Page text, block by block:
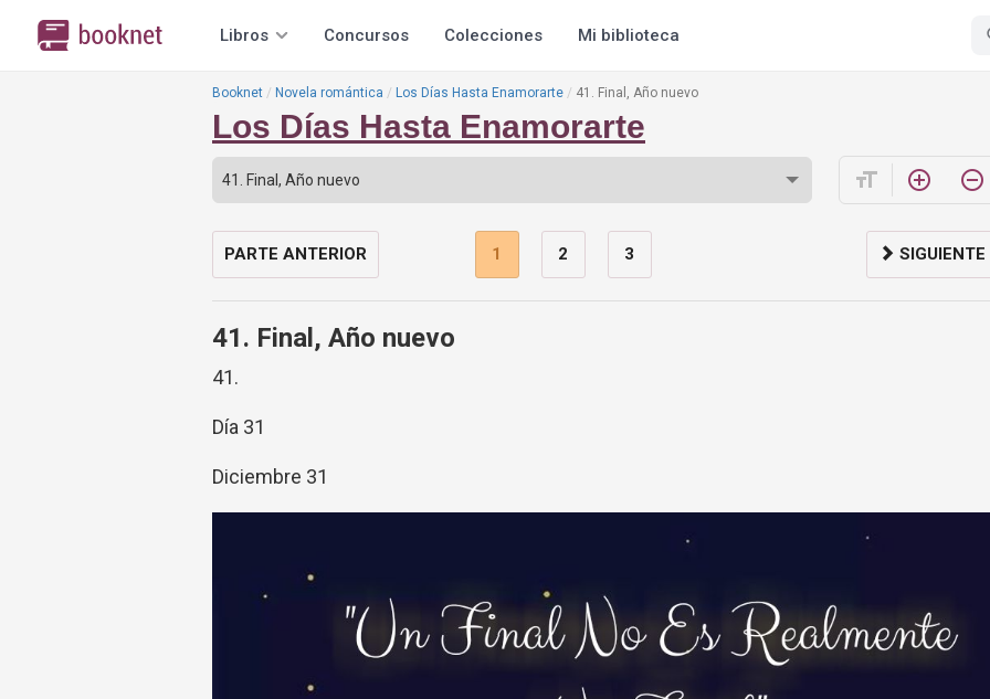
Libros Concursos Colecciones Mi biblioteca
Booknet Novela romántica Los Días Hasta Enamorarte 41. Final, Año nuevo
Los Días Hasta Enamorarte
format_size add_circle_outline remove_circle_outline
PARTE ANTERIOR 1 2 3 SIGUIENTE
41. Final, Año nuevo
41.
Día 31
Diciembre 31